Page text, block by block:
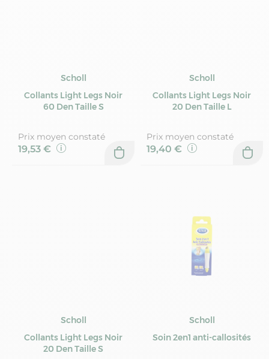
Scholl
Collants Light Legs Noir
60 Den Taille S
Prix moyen constaté
19,53 €
Scholl
Collants Light Legs Noir
20 Den Taille L
Prix moyen constaté
19,40 €
Scholl
Collants Light Legs Noir
20 Den Taille S
Scholl
Soin 2en1 anti-callosités